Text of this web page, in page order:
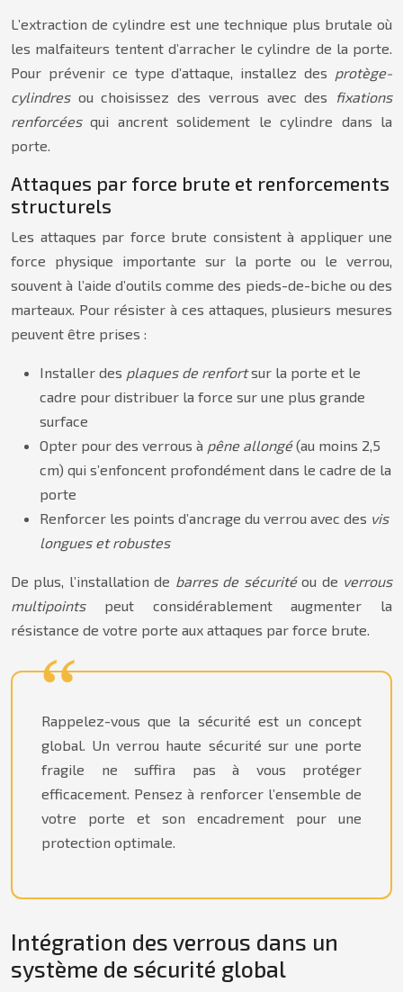
L’extraction de cylindre est une technique plus brutale où
les malfaiteurs tentent d’arracher le cylindre de la porte.
Pour prévenir ce type d’attaque, installez des protège-
cylindresou choisissez des verrous avec des
fixations
renforcéesqui ancrent solidement le cylindre dans la
porte.
Attaques par force brute et renforcements
structurels
Les attaques par force brute consistent à appliquer une
force physique importante sur la porte ou le verrou,
souvent à l’aide d’outils comme des pieds-de-biche ou des
marteaux. Pour résister à ces attaques, plusieurs mesures
peuvent être prises :
Installer des plaques de renfortsur la porte et le
cadre pour distribuer la force sur une plus grande
surface
Opter pour des verrous à pêne allongé(au moins 2,5
cm) qui s’enfoncent profondément dans le cadre de la
porte
Renforcer les points d’ancrage du verrou avec des vis
longues et robustes
De plus, l’installation de barres de sécuritéou de verrous
multipointspeut considérablement augmenter la
résistance de votre porte aux attaques par force brute.
Rappelez-vous que la sécurité est un concept
global. Un verrou haute sécurité sur une porte
fragile ne suffira pas à vous protéger
efficacement. Pensez à renforcer l’ensemble de
votre porte et son encadrement pour une
protection optimale.
Intégration des verrous dans un
système de sécurité global